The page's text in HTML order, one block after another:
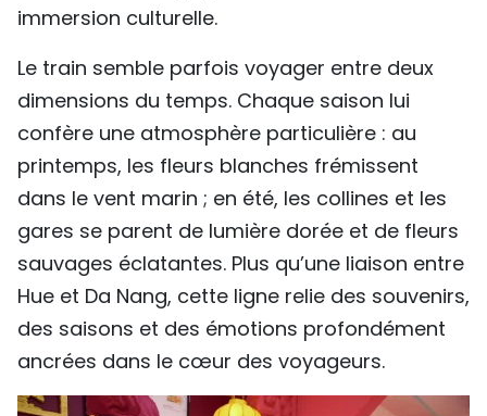
immersion culturelle.
Le train semble parfois voyager entre deux
dimensions du temps. Chaque saison lui
confère une atmosphère particulière : au
printemps, les fleurs blanches frémissent
dans le vent marin ; en été, les collines et les
gares se parent de lumière dorée et de fleurs
sauvages éclatantes. Plus qu’une liaison entre
Hue et Da Nang, cette ligne relie des souvenirs,
des saisons et des émotions profondément
ancrées dans le cœur des voyageurs.